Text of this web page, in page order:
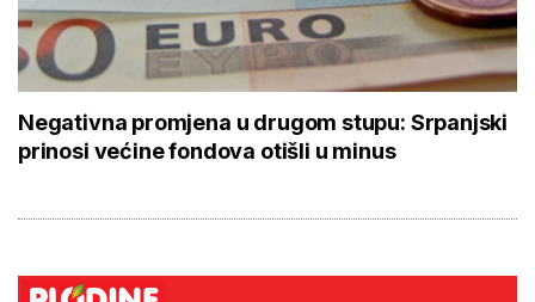
Negativna promjena u drugom stupu: Srpanjski
prinosi većine fondova otišli u minus